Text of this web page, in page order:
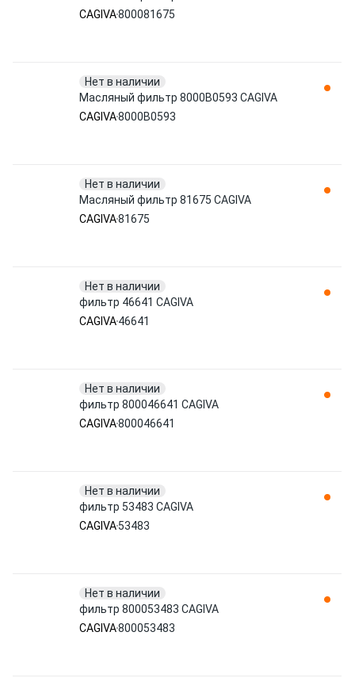
CAGIVA800081675
Нет в наличии
Масляный фильтр 8000B0593 CAGIVA
CAGIVA8000B0593
Нет в наличии
Масляный фильтр 81675 CAGIVA
CAGIVA81675
Нет в наличии
фильтр 46641 CAGIVA
CAGIVA46641
Нет в наличии
фильтр 800046641 CAGIVA
CAGIVA800046641
Нет в наличии
фильтр 53483 CAGIVA
CAGIVA53483
Нет в наличии
фильтр 800053483 CAGIVA
CAGIVA800053483